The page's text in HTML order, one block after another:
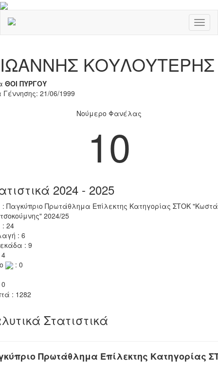
ΙΩΑΝΝΗΣ ΚΟΥΛΟΥΤΕΡΗΣ
ΘΟΙ ΠΥΡΓΟΥ
Γέννησης: 21/06/1999
Νούμερο Φανέλας
10
2024 - 2025
: Παγκύπριο Πρωτάθλημα Επίλεκτης Κατηγορίας ΣΤΟΚ
2024/25
: 24
: 6
: 9
: 0
: 1282
Στατιστικά
Πρωτάθλημα Επίλεκτης Κατηγορίας